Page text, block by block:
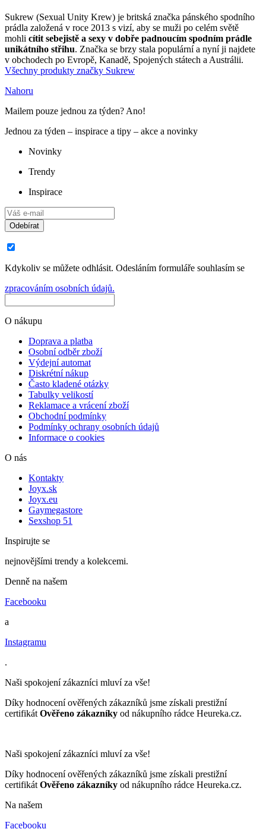
Sukrew (Sexual Unity Krew) je britská značka pánského spodního
prádla založená v roce 2013 s vizí, aby se muži po celém světě
mohli cítit sebejistě a sexy v dobře padnoucím spodním prádle
unikátního střihu. Značka se brzy stala populární a nyní ji najdete
v obchodech po Evropě, Kanadě, Spojených státech a Austrálii.
Všechny produkty značky Sukrew
Nahoru
Mailem pouze jednou za týden? Ano!
Jednou za týden – inspirace a tipy – akce a novinky
Novinky
Trendy
Inspirace
Odebírat
Kdykoliv se můžete odhlásit. Odesláním formuláře souhlasím se
zpracováním osobních údajů.
O nákupu
Doprava a platba
Osobní odběr zboží
Výdejní automat
Diskrétní nákup
Často kladené otázky
Tabulky velikostí
Reklamace a vrácení zboží
Obchodní podmínky
Podmínky ochrany osobních údajů
Informace o cookies
O nás
Kontakty
Joyx.sk
Joyx.eu
Gaymegastore
Sexshop 51
Inspirujte se
nejnovějšími trendy a kolekcemi.
Denně na našem
Facebooku
a
Instagramu
.
Naši spokojení zákazníci mluví za vše!
Díky hodnocení ověřených zákazníků jsme získali prestižní
certifikát Ověřeno zákazníky od nákupního rádce Heureka.cz.
Naši spokojení zákazníci mluví za vše!
Díky hodnocení ověřených zákazníků jsme získali prestižní
certifikát Ověřeno zákazníky od nákupního rádce Heureka.cz.
Na našem
Facebooku